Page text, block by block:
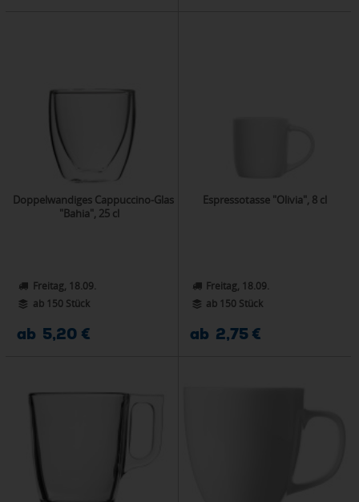
Doppelwandiges Cappuccino-Glas
"Bahia", 25 cl
Freitag, 18.09.
ab 150 Stück
ab 5,20 €
Espressotasse "Olivia", 8 cl
Freitag, 18.09.
ab 150 Stück
ab 2,75 €